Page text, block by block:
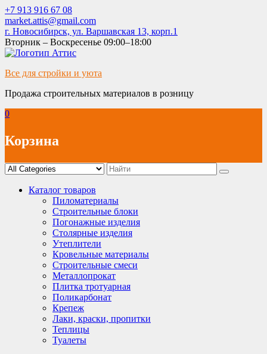
Skip
to
content
+7 913 916 67 08
market.attis@gmail.com
г. Новосибирск, ул. Варшавская 13, корп.1
Вторник – Воскресенье 09:00–18:00
Все для стройки и уюта
Продажа строительных материалов в розницу
0
Корзина
Каталог товаров
Пиломатериалы
Строительные блоки
Погонажные изделия
Столярные изделия
Утеплители
Кровельные материалы
Строительные смеси
Металлопрокат
Плитка тротуарная
Поликарбонат
Крепеж
Лаки, краски, пропитки
Теплицы
Туалеты